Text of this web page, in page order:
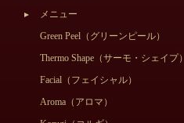
メニュー
Green Peel（グリーンピール）
Thermo Shape（サーモ・シェイプ）
Facial（フェイシャル）
Aroma（アロマ）